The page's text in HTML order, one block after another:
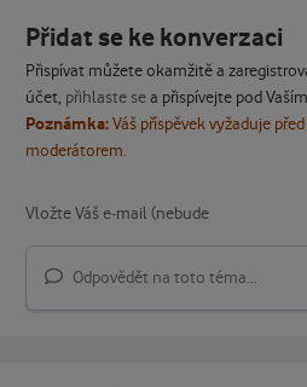
Přidat se ke konverzaci
Přispívat můžete okamžitě a
účet, přihlaste sea přispívejte pod
Poznámka:Váš příspěvek vyžaduje
moderátorem.
Odpovědět na toto téma...